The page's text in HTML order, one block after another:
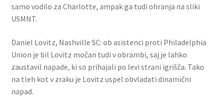
samo vodilo za Charlotte, ampak ga tudi ohranja na sliki
USMNT.
Daniel Lovitz, Nashville SC: ob asistenci proti Philadelphia
Union je bil Lovitz močan tudi v obrambi, saj je lahko
zaustavil napade, ki so prihajali po levi strani igrišča. Tako
na tleh kot v zraku je Lovitz uspel obvladati dinamični
napad.